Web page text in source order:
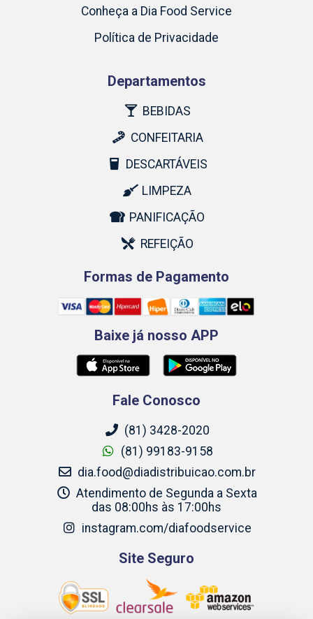
Conheça a Dia Food Service
Política de Privacidade
Departamentos
BEBIDAS
CONFEITARIA
DESCARTÁVEIS
LIMPEZA
PANIFICAÇÃO
REFEIÇÃO
Formas de Pagamento
Baixe já nosso APP
Fale Conosco
(81) 3428-2020
(81) 99183-9158
dia.food@diadistribuicao.com.br
Atendimento de Segunda a Sexta
das 08:00hs às 17:00hs
instagram.com/diafoodservice
Site Seguro